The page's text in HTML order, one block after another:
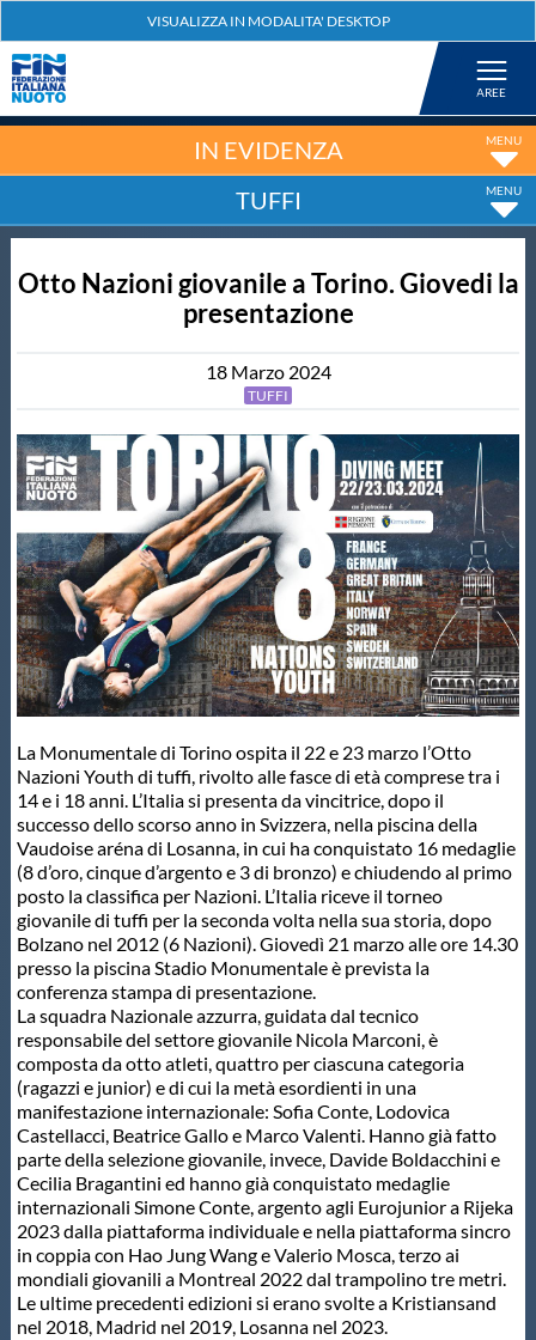
Nuoto
Tuffi
Fondo
Salvamento
Master
Formazione
Scuole Nuoto
Propaganda
Centri Federali
Area Legislativa
Protezione Civile
Qualità
Sostenibilità
Privacy
IN EVIDENZA
TUFFI
Otto Nazioni giovanile a Torino. Giovedi la
presentazione
18 Marzo 2024
TUFFI
La Monumentale di Torino ospita il 22 e 23 marzo l’Otto
Nazioni Youth di tuffi, rivolto alle fasce di età comprese tra i
14 e i 18 anni. L’Italia si presenta da vincitrice, dopo il
successo dello scorso anno in Svizzera, nella piscina della
Vaudoise aréna di Losanna, in cui ha conquistato 16 medaglie
(8 d’oro, cinque d’argento e 3 di bronzo) e chiudendo al primo
posto la classifica per Nazioni. L’Italia riceve il torneo
giovanile di tuffi per la seconda volta nella sua storia, dopo
Bolzano nel 2012 (6 Nazioni). Giovedì 21 marzo alle ore 14.30
presso la piscina Stadio Monumentale è prevista la
conferenza stampa di presentazione.
La squadra Nazionale azzurra, guidata dal tecnico
responsabile del settore giovanile Nicola Marconi, è
composta da otto atleti, quattro per ciascuna categoria
(ragazzi e junior) e di cui la metà esordienti in una
manifestazione internazionale: Sofia Conte, Lodovica
Castellacci, Beatrice Gallo e Marco Valenti. Hanno già fatto
parte della selezione giovanile, invece, Davide Boldacchini e
Cecilia Bragantini ed hanno già conquistato medaglie
internazionali Simone Conte, argento agli Eurojunior a Rijeka
2023 dalla piattaforma individuale e nella piattaforma sincro
in coppia con Hao Jung Wang e Valerio Mosca, terzo ai
mondiali giovanili a Montreal 2022 dal trampolino tre metri.
Le ultime precedenti edizioni si erano svolte a Kristiansand
nel 2018, Madrid nel 2019, Losanna nel 2023.